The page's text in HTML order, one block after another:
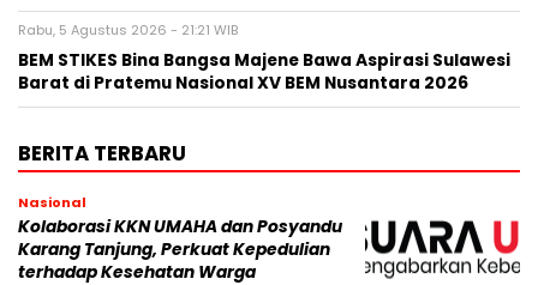
Rabu, 5 Agustus 2026 - 21:21 WIB
BEM STIKES Bina Bangsa Majene Bawa Aspirasi Sulawesi
Barat di Pratemu Nasional XV BEM Nusantara 2026
BERITA TERBARU
Nasional
Kolaborasi KKN UMAHA dan Posyandu
Karang Tanjung, Perkuat Kepedulian
terhadap Kesehatan Warga